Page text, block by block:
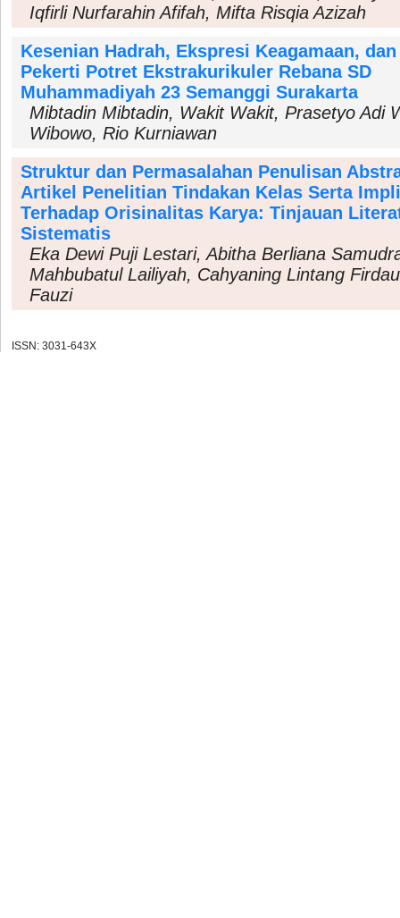
Iqfirli Nurfarahin Afifah, Mifta Risqia Azizah
Kesenian Hadrah, Ekspresi Keagamaan,
Pekerti Potret Ekstrakurikuler Rebana SD
Muhammadiyah 23 Semanggi Surakarta
Mibtadin Mibtadin, Wakit Wakit, Prasetyo Adi
Wibowo, Rio Kurniawan
Struktur dan Permasalahan Penulisan
Artikel Penelitian Tindakan Kelas Serta
Terhadap Orisinalitas Karya: Tinjauan
Sistematis
Eka Dewi Puji Lestari, Abitha Berliana
Mahbubatul Lailiyah, Cahyaning Lintang
Fauzi
ISSN: 3031-643X